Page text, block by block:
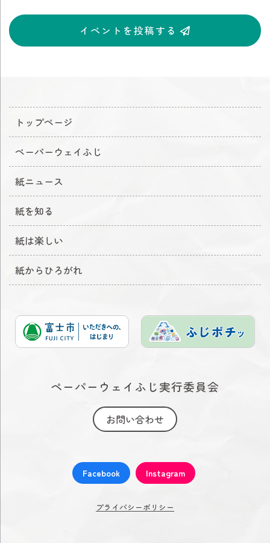
イベントを投稿する
トップページ
ペーパーウェイふじ
紙ニュース
紙を知る
紙は楽しい
紙からひろがれ
ペーパーウェイふじ実行委員会
お問い合わせ
Facebook Instagram
プライバシーポリシー